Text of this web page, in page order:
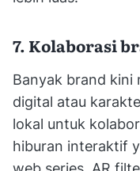
7. Kolaborasi
Banyak brand
digital atau
lokal untuk
hiburan interaktif